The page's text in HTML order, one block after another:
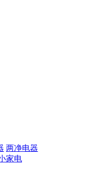
两净电器
家电